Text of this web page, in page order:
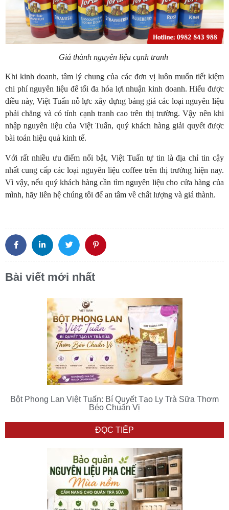
Giá thành nguyên liệu cạnh tranh
Khi kinh doanh, tâm lý chung của các đơn vị luôn muốn tiết kiệm
chi phí nguyên liệu để tối đa hóa lợi nhuận kinh doanh. Hiểu được
điều này, Việt Tuấn nỗ lực xây dựng bảng giá các loại nguyên liệu
phải chăng và có tính cạnh tranh cao trên thị trường. Vậy nên khi
nhập nguyên liệu của Việt Tuấn, quý khách hàng giải quyết được
bài toán hiệu quả kinh tế.
Với rất nhiều ưu điểm nổi bật, Việt Tuấn tự tin là địa chỉ tin cậy
nhất cung cấp các loại nguyên liệu coffee trên thị trường hiện nay.
Vì vậy, nếu quý khách hàng cần tìm nguyên liệu cho cửa hàng của
mình, hãy liên hệ chúng tôi để an tâm về chất lượng và giá thành.
Bài viết mới nhất
Bột Phong Lan Việt Tuấn: Bí Quyết Tạo Ly Trà Sữa Thơm
Béo Chuẩn Vị
ĐỌC TIẾP